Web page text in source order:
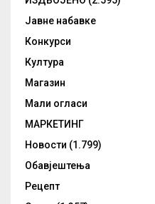
Јавне набавке
Конкурси
Култура
Магазин
Мали огласи
МАРКЕТИНГ
Новости (1.799)
Обавјештења
Рецепт